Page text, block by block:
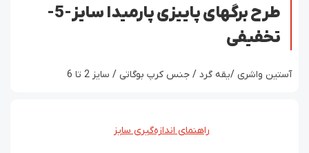
طرح برگهای پاییزی پارمیدا سایز-5-
تخفیفی
آستین واشری /یقه گرد / جنس کرپ بوگاتی / سایز 2 تا 6
راهنمای اندازه‌گیری سایز